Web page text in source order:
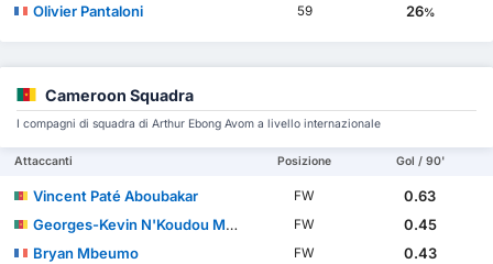
Olivier Pantaloni 59 26%
Cameroon Squadra
I compagni di squadra di Arthur Ebong Avom a livello internazionale
Attaccanti Posizione Gol / 90'
Vincent Paté Aboubakar FW
0.63
Georges-Kevin N'Koudou Mbida
FW
0.45
Bryan Mbeumo
FW
0.43